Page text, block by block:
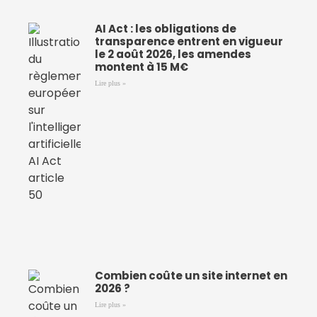
AI Act : les obligations de
transparence entrent en vigueur
le 2 août 2026, les amendes
montent à 15 M€
Lire plus »
Combien coûte un site internet en
2026 ?
Lire plus »